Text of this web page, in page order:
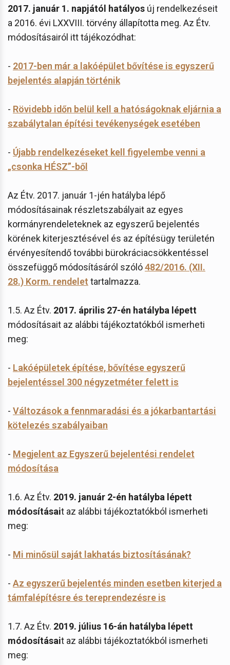
2017. január 1. napjától hatályos új rendelkezéseit
a 2016. évi LXXVIII. törvény állapította meg. Az Étv.
módosításairól itt tájékozódhat:
- 2017-ben már a lakóépület bővítése is egyszerű
bejelentés alapján történik
- Rövidebb időn belül kell a hatóságoknak eljárnia a
szabálytalan építési tevékenységek esetében
- Újabb rendelkezéseket kell figyelembe venni a
„csonka HÉSZ”-ből
Az Étv. 2017. január 1-jén hatályba lépő
módosításainak részletszabályait az egyes
kormányrendeleteknek az egyszerű bejelentés
körének kiterjesztésével és az építésügy területén
érvényesítendő további bürokráciacsökkentéssel
összefüggő módosításáról szóló482/2016. (XII.
28.) Korm. rendelet tartalmazza.
1.5. Az Étv. 2017. április 27-én hatályba lépett
módosításait az alábbi tájékoztatókból ismerheti
meg:
- Lakóépületek építése, bővítése egyszerű
bejelentéssel 300 négyzetméter felett is
- Változások a fennmaradási és a jókarbantartási
kötelezés szabályaiban
- Megjelent az Egyszerű bejelentési rendelet
módosítása
1.6. Az Étv. 2019. január 2-én hatályba lépett
módosításait az alábbi tájékoztatókból ismerheti
meg:
- Mi minősül saját lakhatás biztosításának?
- Az egyszerű bejelentés minden esetben kiterjed a
támfalépítésre és tereprendezésre is
1.7. Az Étv. 2019. július 16-án hatályba lépett
módosításait az alábbi tájékoztatókból ismerheti
meg: